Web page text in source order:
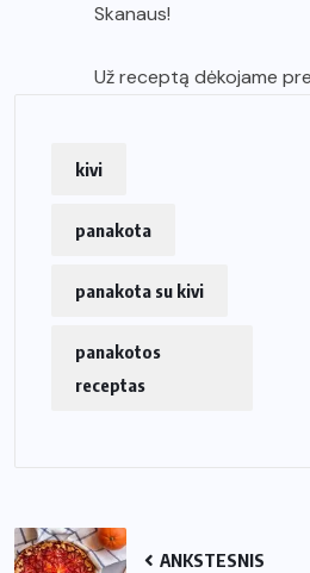
Skanaus!
Už receptą dėkojame
kivi
panakota
panakota su kivi
panakotos
receptas
ANKSTESNIS